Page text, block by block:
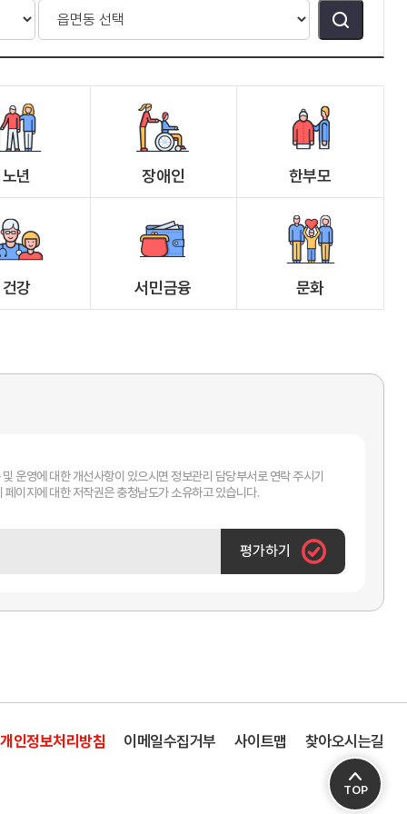
노년 장애인 한부모
건강 서민금융 문화
운영에 대한 개선사항이 있으시면 정보관리 담당부서로 연락 주시기
바랍니다. 이 페이지에 대한 저작권은 충청남도가 소유하고 있습니다.
평가하기
TOP
개인정보처리방침 이메일수집거부 사이트맵 찾아오시는길